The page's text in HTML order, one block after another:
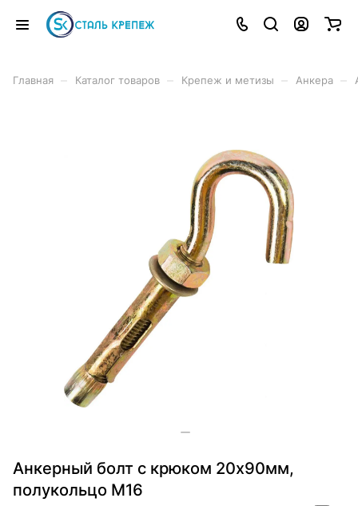
Главная Каталог товаров Крепеж и метизы Анкера
Анкерный болт с крюком 20х90мм,
полукольцо М16